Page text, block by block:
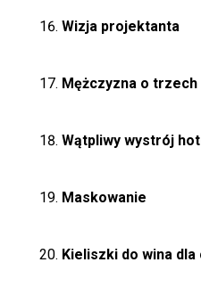
Wizja projektanta
Mężczyzna o
Wątpliwy wystrój
Maskowanie
Kieliszki do wina dla